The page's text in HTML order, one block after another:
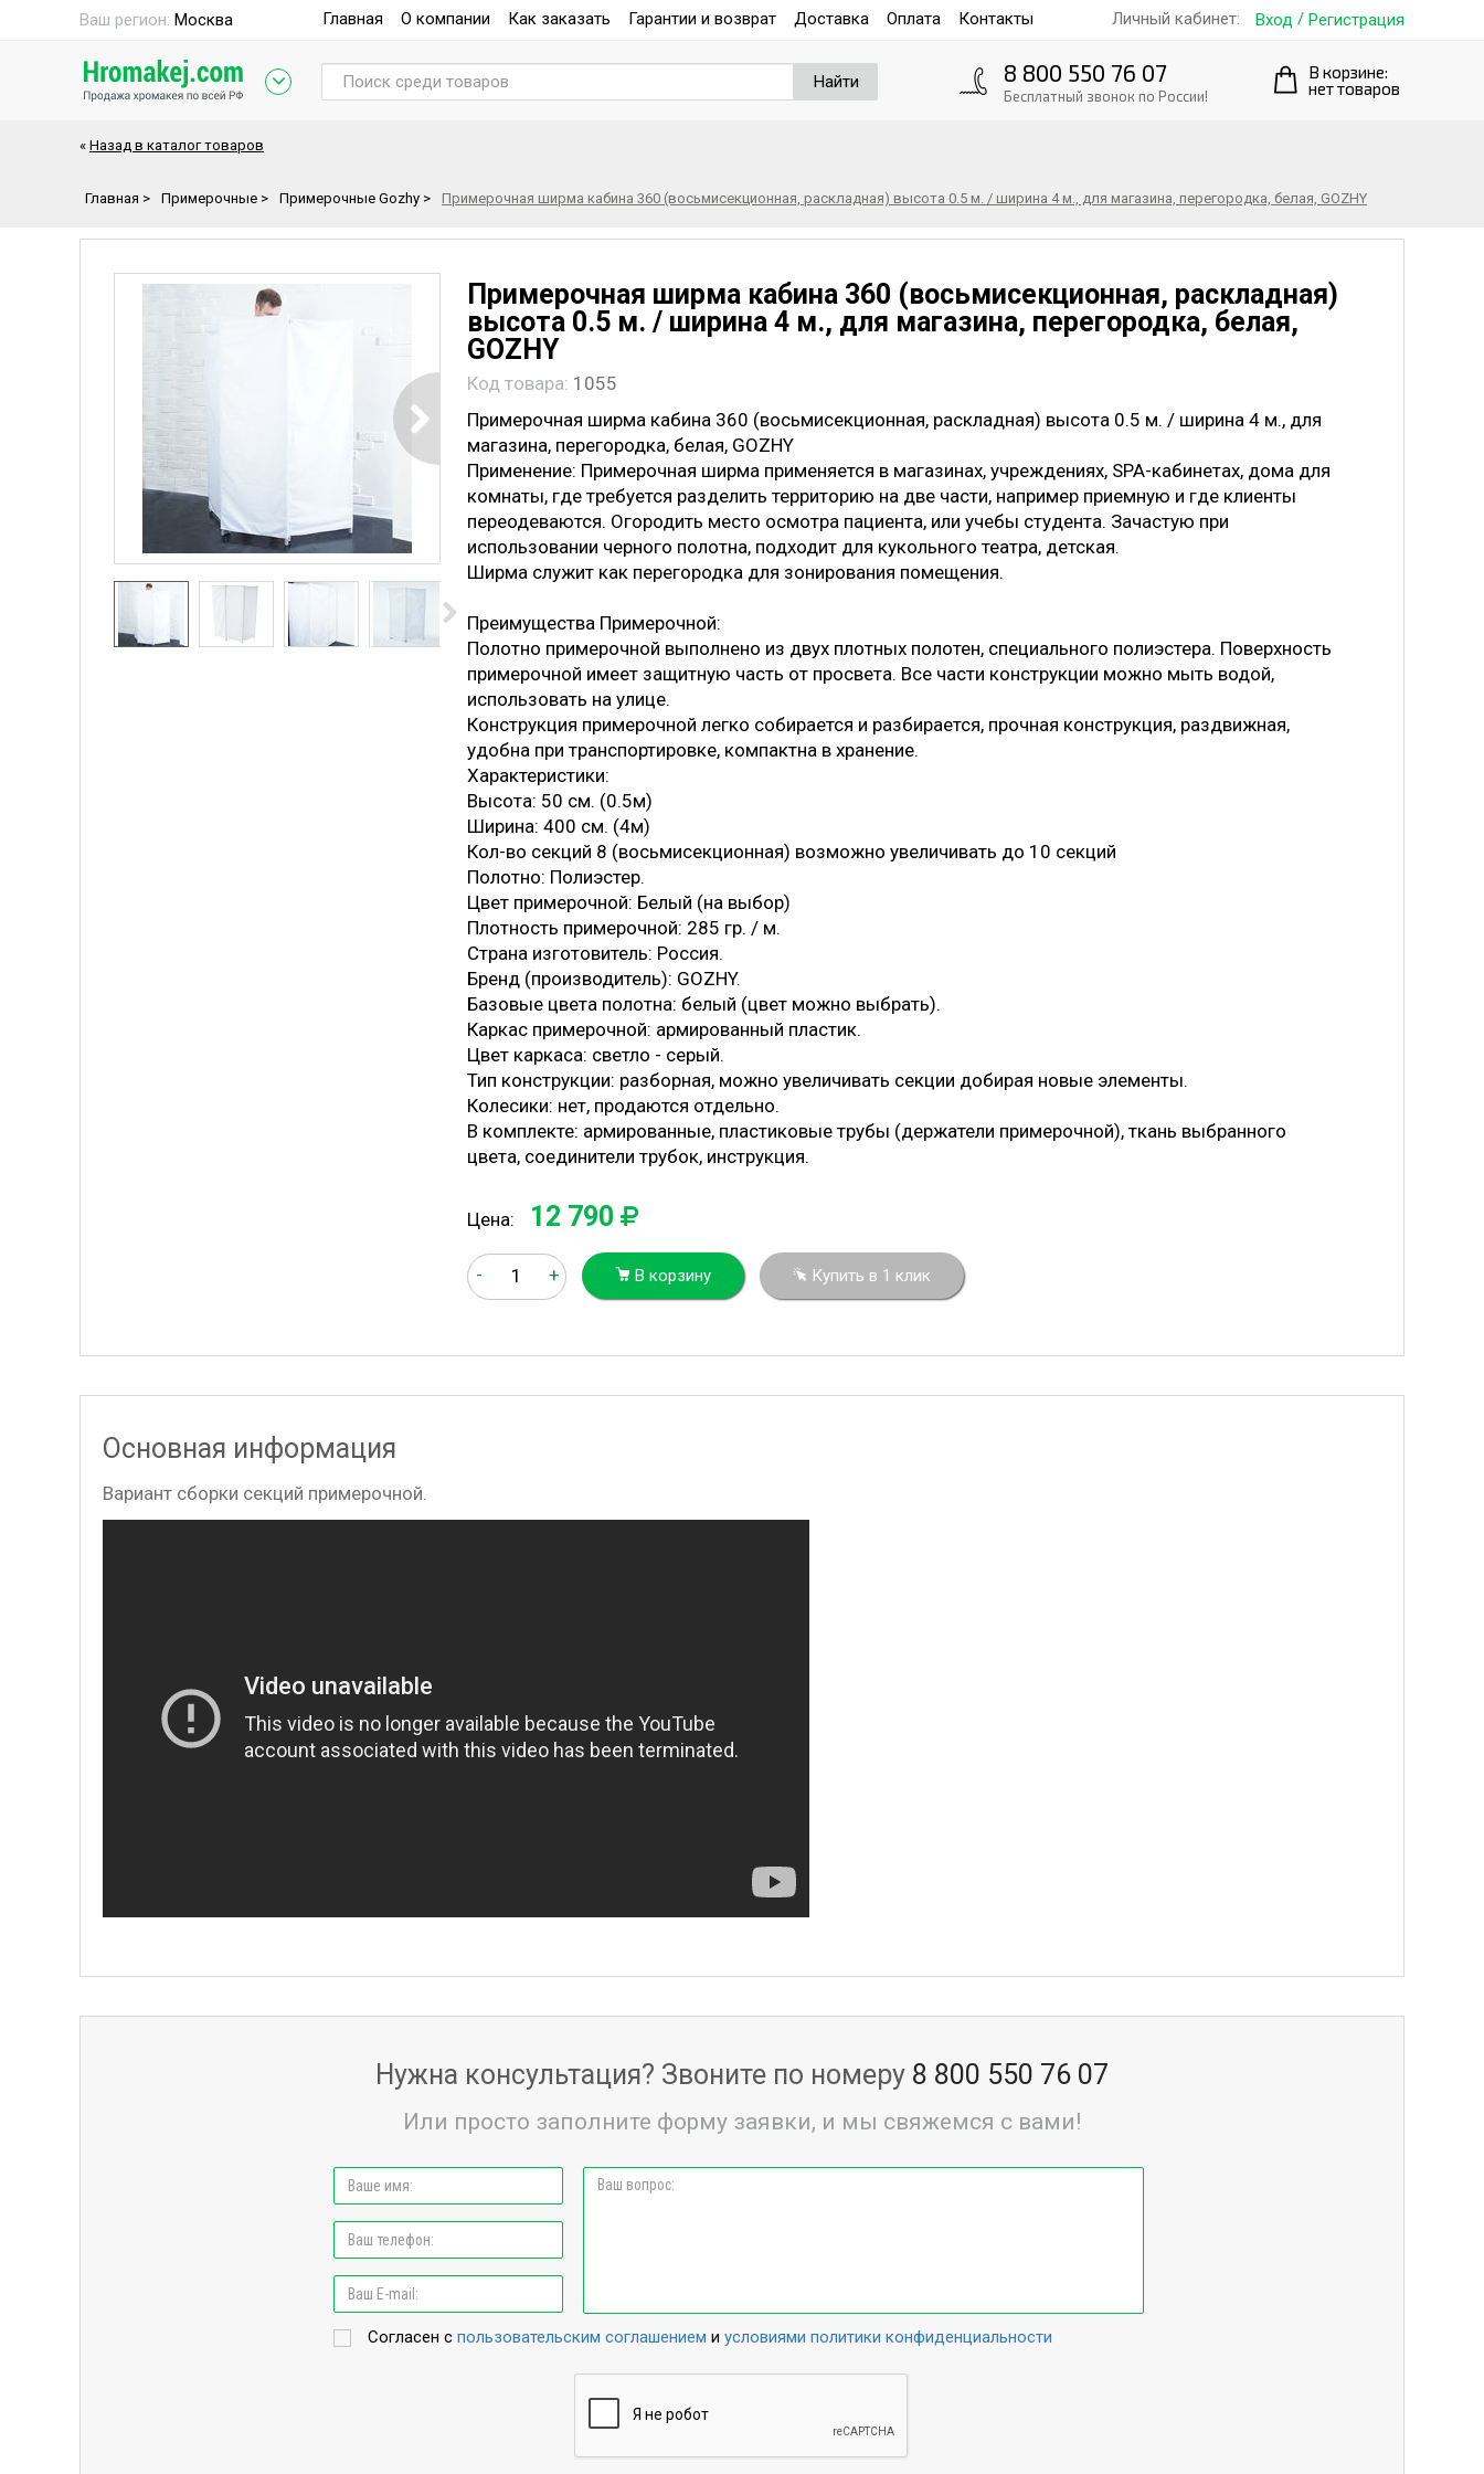
Ваш регион: Москва Главная О компании Как заказать Гарантии и возврат Доставка Оплата Контакты Личный кабинет: Вход / Регистрация
Найти 8 800 550 76 07
Бесплатный звонок по России!
В корзине:
нет товаров
« Назад в каталог товаров
Главная > Примерочные > Примерочные Gozhy > Примерочная ширма кабина 360 (восьмисекционная, раскладная) высота 0.5 м. / ширина 4 м., для магазина, перегородка, белая, GOZHY
Примерочная ширма кабина 360 (восьмисекционная, раскладная)
высота 0.5 м. / ширина 4 м., для магазина, перегородка, белая,
GOZHY
Код товара: 1055
Примерочная ширма кабина 360 (восьмисекционная, раскладная) высота 0.5 м. / ширина 4 м., для
магазина, перегородка, белая, GOZHY
Применение: Примерочная ширма применяется в магазинах, учреждениях, SPA-кабинетах, дома для
комнаты, где требуется разделить территорию на две части, например приемную и где клиенты
переодеваются. Огородить место осмотра пациента, или учебы студента. Зачастую при
использовании черного полотна, подходит для кукольного театра, детская.
Ширма служит как перегородка для зонирования помещения.
Преимущества Примерочной:
Полотно примерочной выполнено из двух плотных полотен, специального полиэстера. Поверхность
примерочной имеет защитную часть от просвета. Все части конструкции можно мыть водой,
использовать на улице.
Конструкция примерочной легко собирается и разбирается, прочная конструкция, раздвижная,
удобна при транспортировке, компактна в хранение.
Характеристики:
Высота: 50 см. (0.5м)
Ширина: 400 см. (4м)
Кол-во секций 8 (восьмисекционная) возможно увеличивать до 10 секций
Полотно: Полиэстер.
Цвет примерочной: Белый (на выбор)
Плотность примерочной: 285 гр. / м.
Страна изготовитель: Россия.
Бренд (производитель): GOZHY.
Базовые цвета полотна: белый (цвет можно выбрать).
Каркас примерочной: армированный пластик.
Цвет каркаса: светло - серый.
Тип конструкции: разборная, можно увеличивать секции добирая новые элементы.
Колесики: нет, продаются отдельно.
В комплекте: армированные, пластиковые трубы (держатели примерочной), ткань выбранного
цвета, соединители трубок, инструкция.
Цена: 12 790
- + В корзину Купить в 1 клик
Основная информация
Вариант сборки секций примерочной.
Нужна консультация? Звоните по номеру 8 800 550 76 07
Или просто заполните форму заявки, и мы свяжемся с вами!
Согласен с пользовательским соглашением и условиями политики конфиденциальности